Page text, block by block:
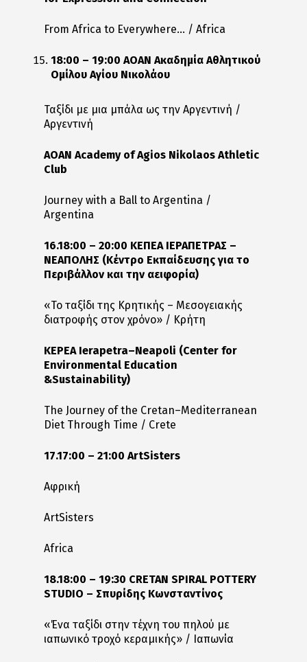
From Africa to Everywhere… / Africa
18:00 – 19:00 AOAN Ακαδημία Αθλητικού
Ομίλου Αγίου Νικολάου
Ταξίδι με μια μπάλα ως την Αργεντινή /
Αργεντινή
AOAN Academy of Agios Nikolaos Athletic
Club
Journey with a Ball to Argentina /
Argentina
16.18:00 – 20:00 ΚΕΠΕΑ ΙΕΡΑΠΕΤΡΑΣ –
ΝΕΑΠΟΛΗΣ (Κέντρο Εκπαίδευσης για το
Περιβάλλον και την αειφορία)
«Το ταξίδι της Κρητικής – Μεσογειακής
διατροφής στον χρόνο» / Κρήτη
KEPEA Ierapetra–Neapoli (Center for
Environmental Education
&Sustainability)
The Journey of the Cretan–Mediterranean
Diet Through Time / Crete
17.17:00 – 21:00 ArtSisters
Αφρική
ArtSisters
Africa
18.18:00 – 19:30 CRETAN SPIRAL POTTERY
STUDIO – Σπυρίδης Κωνσταντίνος
«Ένα ταξίδι στην τέχνη του πηλού με
ιαπωνικό τροχό κεραμικής» / Ιαπωνία